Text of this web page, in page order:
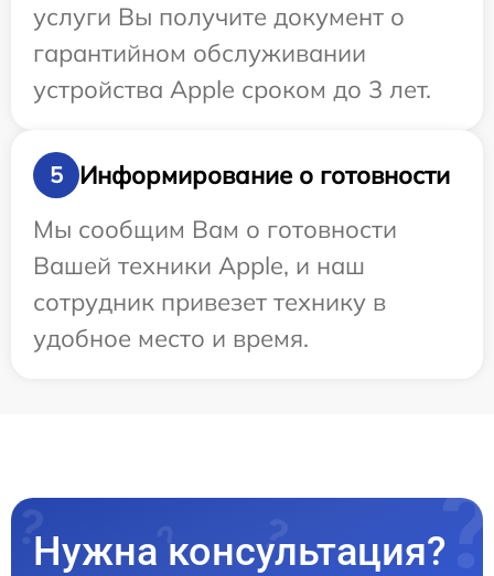
услуги Вы получите документ о
гарантийном обслуживании
устройства Apple сроком до 3 лет.
5
Информирование о готовности
Мы сообщим Вам о готовности
Вашей техники Apple, и наш
сотрудник привезет технику в
удобное место и время.
Нужна консультация?